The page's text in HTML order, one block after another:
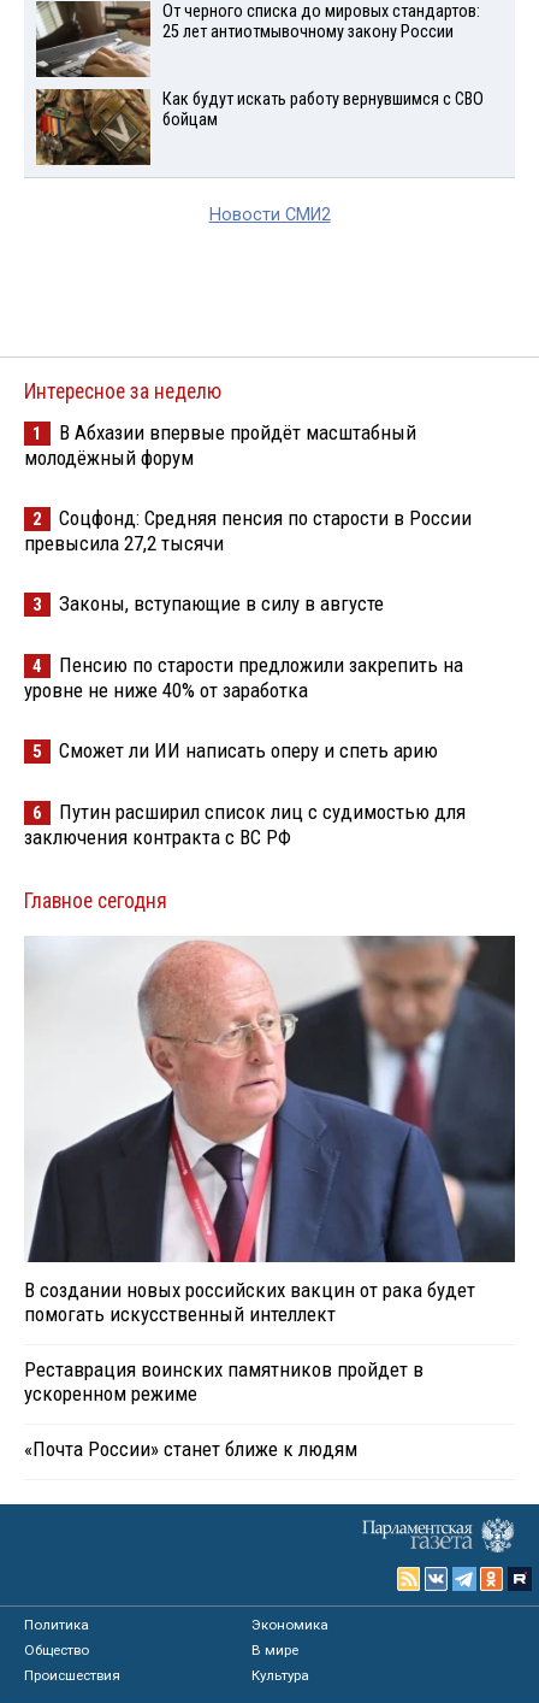
От черного списка до мировых стандартов:
25 лет антиотмывочному закону России
Как будут искать работу вернувшимся с СВО
бойцам
Новости СМИ2
Интересное за неделю
1
В Абхазии впервые пройдёт масштабный
молодёжный форум
2
Соцфонд: Средняя пенсия по старости в России
превысила 27,2 тысячи
3 Законы, вступающие в силу в августе
4
Пенсию по старости предложили закрепить на
уровне не ниже 40% от заработка
5 Сможет ли ИИ написать оперу и спеть арию
6
Путин расширил список лиц с судимостью для
заключения контракта с ВС РФ
Главное сегодня
В создании новых российских вакцин от рака будет
помогать искусственный интеллект
Реставрация воинских памятников пройдет в
ускоренном режиме
«Почта России» станет ближе к людям
Политика
Экономика
Общество
В мире
Происшествия
Культура